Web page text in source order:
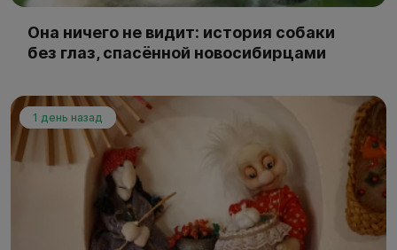
Она ничего не видит: история собаки
без глаз, спасённой новосибирцами
1 день назад